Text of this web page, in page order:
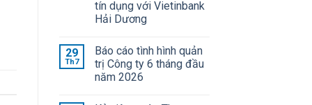
tín dụng với Vietinbank
Hải Dương
29
Th7
Báo cáo tình hình quản
trị Công ty 6 tháng đầu
năm 2026